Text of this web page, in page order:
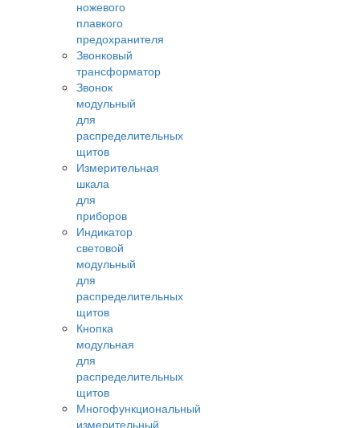
ножевого
плавкого
предохранителя
Звонковый
трансформатор
Звонок
модульный
для
распределительных
щитов
Измерительная
шкала
для
приборов
Индикатор
световой
модульный
для
распределительных
щитов
Кнопка
модульная
для
распределительных
щитов
Многофункциональный
измерительный